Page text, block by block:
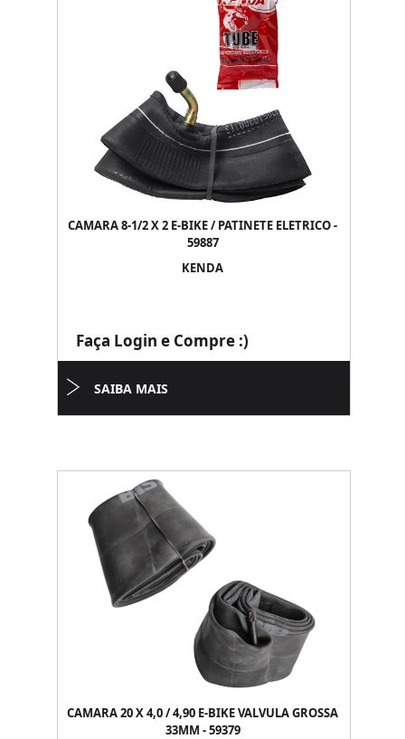
CAMARA 8-1/2 X 2 E-BIKE / PATINETE ELETRICO -
59887
KENDA
Faça Login e Compre :)
SAIBA MAIS
CAMARA 20 X 4,0 / 4,90 E-BIKE VALVULA GROSSA
33MM - 59379